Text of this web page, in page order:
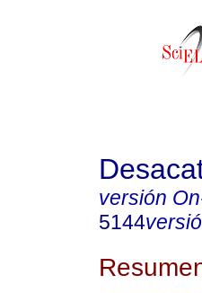
versión
5144